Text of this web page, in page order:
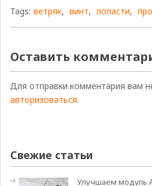
Tags: ветряк, винт, лопасти,
Оставить
Для отправки комментария вам
авторизоваться.
Свежие статьи
Улучшаем модуль